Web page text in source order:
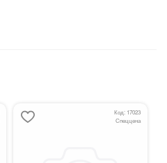
Код: 17023
Спеццена